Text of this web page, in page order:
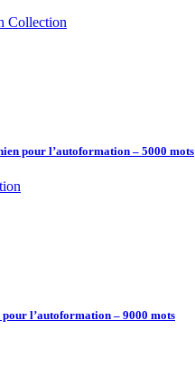
Collection
pour l’autoformation – 5000 mots
l’autoformation – 9000 mots